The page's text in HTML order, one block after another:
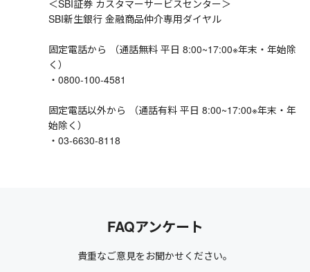
＜SBI証券 カスタマーサービスセンター＞
SBI新生銀行 金融商品仲介専用ダイヤル
固定電話から （通話無料 平日 8:00~17:00※年末・年始除
く）
・0800-100-4581
固定電話以外から （通話有料 平日 8:00~17:00※年末・年
始除く）
・03-6630-8118
FAQアンケート
貴重なご意見をお聞かせください。